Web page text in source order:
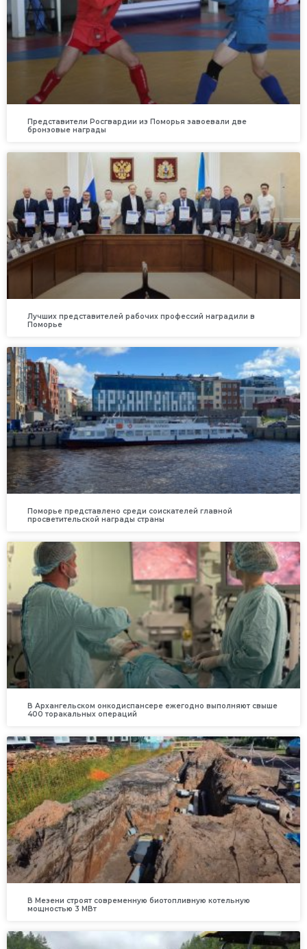
Представители Росгвардии из Поморья завоевали две
бронзовые награды
Лучших представителей рабочих профессий наградили в
Поморье
Поморье представлено среди соискателей главной
просветительской награды страны
В Архангельском онкодиспансере ежегодно выполняют свыше
400 торакальных операций
В Мезени строят современную биотопливную котельную
мощностью 3 МВт